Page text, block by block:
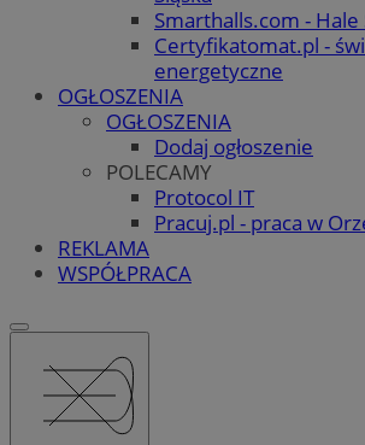
Smarthalls.com - Hale
Certyfikatomat.pl -
energetyczne
OGŁOSZENIA
OGŁOSZENIA
Dodaj ogłoszenie
POLECAMY
Protocol IT
Pracuj.pl - praca w
REKLAMA
WSPÓŁPRACA